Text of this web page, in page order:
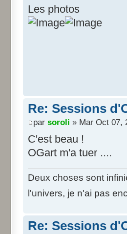
Les photos
Re: Sessions
par soroli » Mar Oct 07,
C'est beau !
OGart m'a tuer ....
Deux choses sont
l'univers, je n'ai pas
Re: Sessions